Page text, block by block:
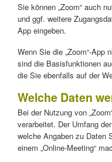
Sie können „Zoom“ auch
und ggf. weitere
App eingeben.
Wenn Sie die „Zoom“-App
sind die Basisfunktionen
die Sie ebenfalls auf der
Welche Daten
Bei der Nutzung von
verarbeitet. Der Umfang
welche Angaben zu Daten
einem „Online-Meeting“